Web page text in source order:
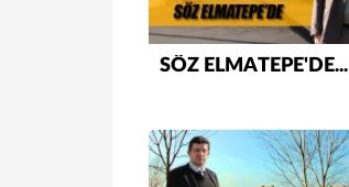
SÖZ ELMATEPE'DE...